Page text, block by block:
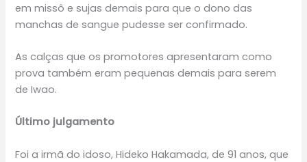
em missô e sujas demais para que o dono das
manchas de sangue pudesse ser confirmado.
As calças que os promotores apresentaram como
prova também eram pequenas demais para serem
de Iwao.
Último julgamento
Foi a irmã do idoso, Hideko Hakamada, de 91 anos, que